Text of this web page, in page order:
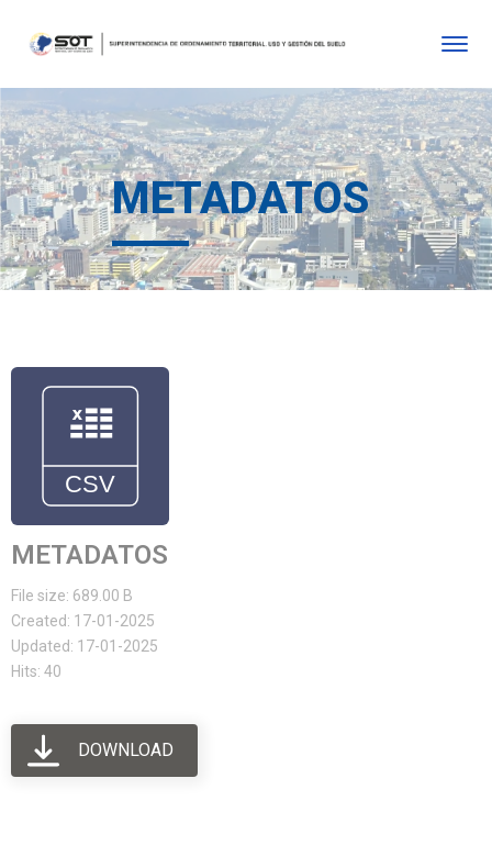
METADATOS
METADATOS
File size: 689.00 B
Created: 17-01-2025
Updated: 17-01-2025
Hits: 40
DOWNLOAD